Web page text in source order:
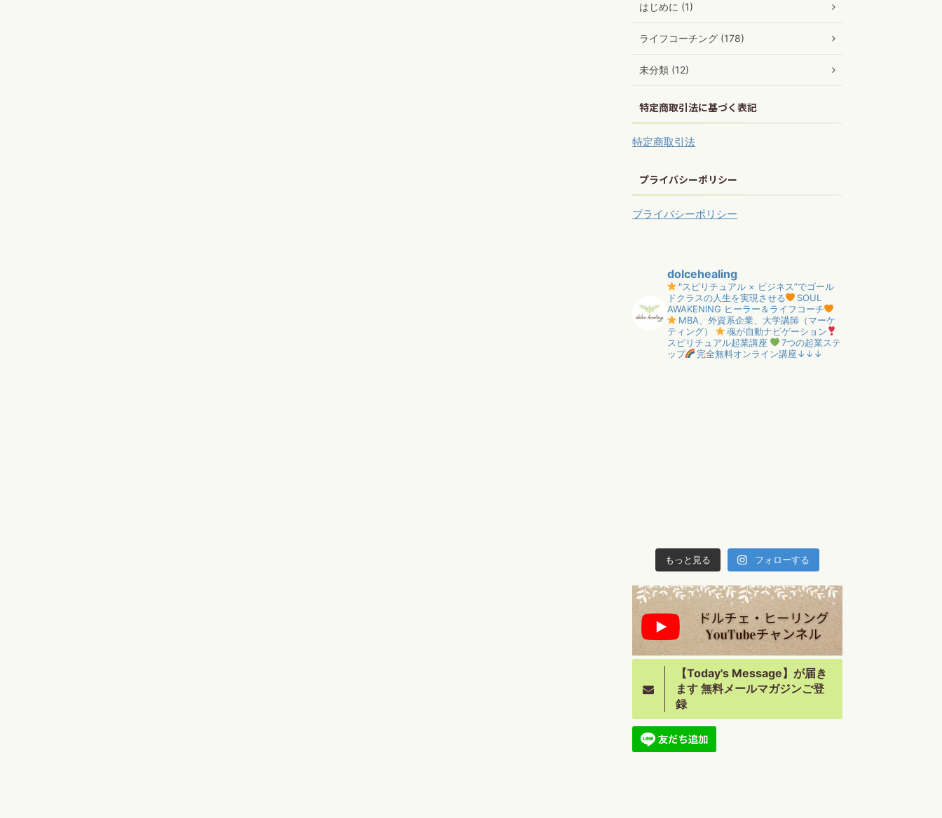
はじめに (1)
ライフコーチング (178)
未分類 (12)
特定商取引法に基づく表記
特定商取引法
プライバシーポリシー
プライバシーポリシー
dolcehealing
"スピリチュアル × ビジネス”でゴール
ドクラスの人生を実現させる
SOUL
AWAKENING ヒーラー＆ライフコーチ
MBA、外資系企業、大学講師（マーケ
ティング）
魂が自動ナビゲーション
スピリチュアル起業講座
7つの起業ステ
ップ
完全無料オンライン講座↓↓↓
もっと見る フォローする
【Today's Message】が届き
ます 無料メールマガジンご登
録